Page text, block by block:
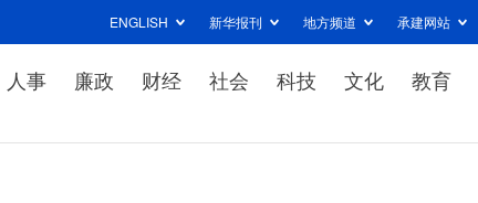
ENGLISH 新华报刊 地方频道 承建网站
人事 廉政 财经 社会 科技 文化 教育